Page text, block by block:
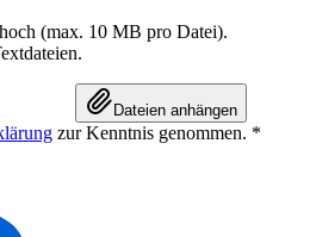
(max. 10 MB pro Datei).
Dateien anhängen
zur Kenntnis genommen. *